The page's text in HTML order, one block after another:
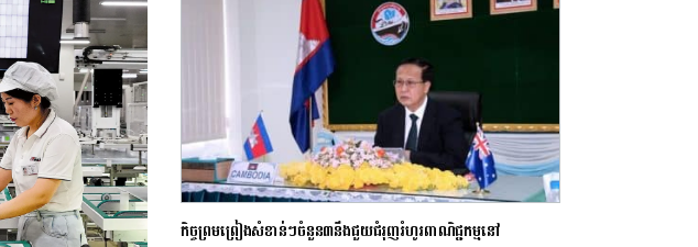
កិច្ចព្រមព្រៀងសំខាន់ៗចំនួន៣នឹងជួយជំរុញរំហូរពាណិជ្ជកម្មនៅ